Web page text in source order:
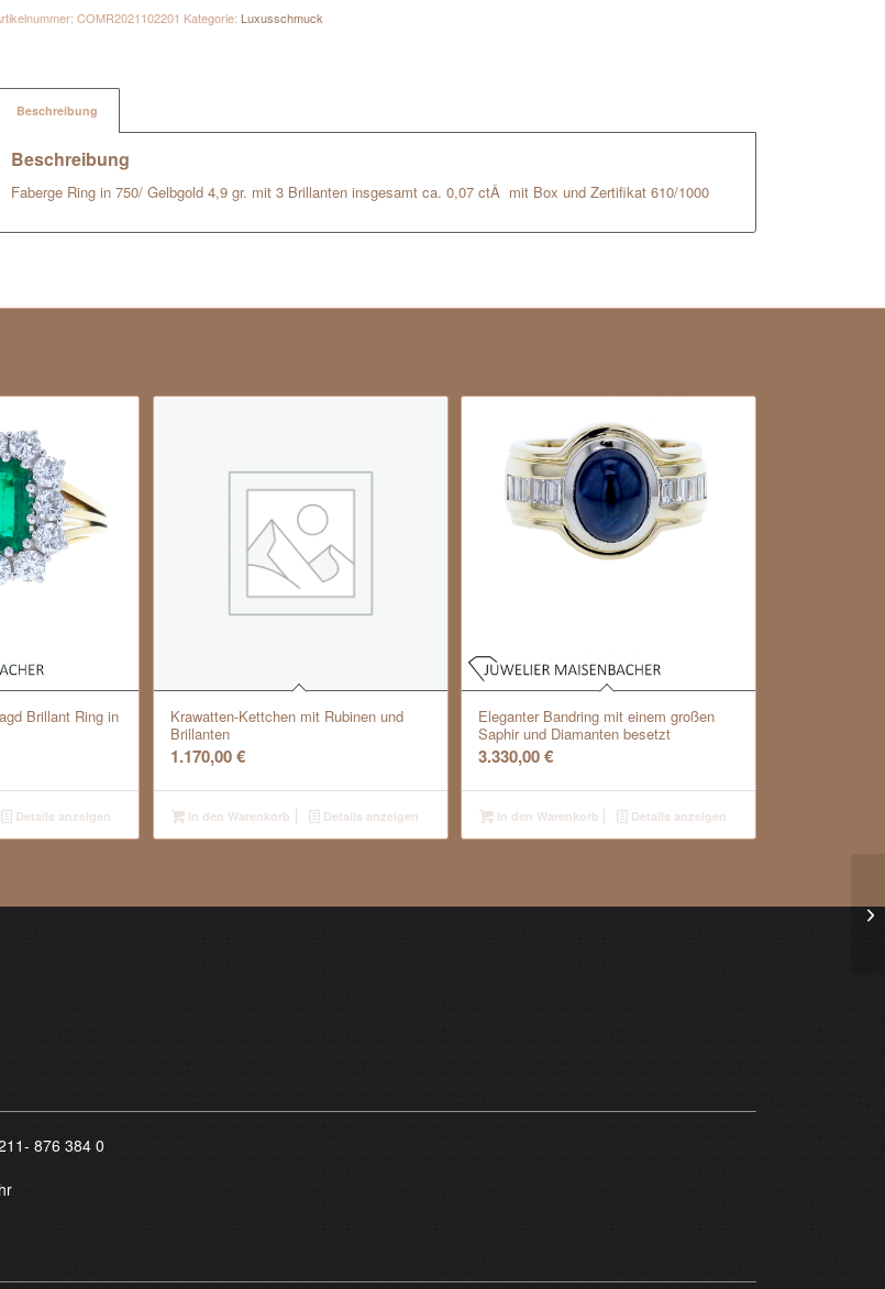
COMR2021102201 Kategorie: Luxusschmuck
Beschreibung
Beschreibung
Faberge Ring in 750/ Gelbgold 4,9 gr. mit 3 Brillanten insgesamt ca. 0,07 ctÂ mit Box und Zertifikat 610/1000
Brillant Ring in
Details anzeigen
Krawatten-Kettchen mit Rubinen und
Brillanten
1.170,00€
In den Warenkorb Details anzeigen
Eleganter Bandring mit einem großen
Saphir und Diamanten besetzt
3.330,00€
In den Warenkorb Details anzeigen
876 384 0